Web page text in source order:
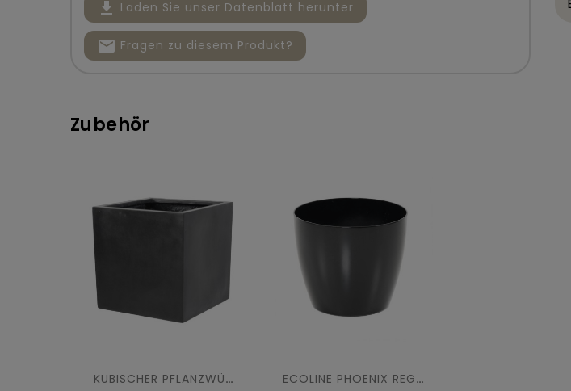
file_download Laden Sie unser Datenblatt herunter
mail Fragen zu diesem Produkt?
Zubehör
KUBISCHER PFLANZWÜRFEL FIBER ECOLINE PHOENIX REGULAR PFLANZGEFÄSS